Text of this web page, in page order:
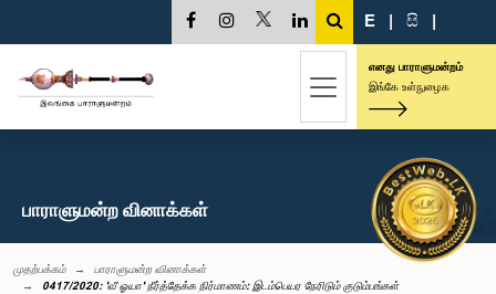
E | සි |
எனது பாராளுமன்றம்
இங்கே உள்நுழைக
பாராளுமன்ற வினாக்கள்
முதற்பக்கம்
பாராளுமன்ற வினாக்கள்
0417/2020: 'வீ ஓயா' நீர்த்தேக்க நிர்மாணம்: இடம்பெயர நேரிடும் குடும்பங்கள்